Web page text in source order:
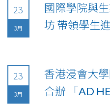
23
3月
國際學院與
坊 帶領學生
23
3月
香港浸會大
合辦 「AD